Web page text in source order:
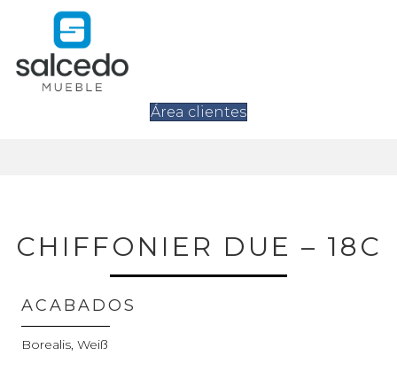
Área clientes
CHIFFONIER DUE – 18C
ACABADOS
Borealis, Weiß